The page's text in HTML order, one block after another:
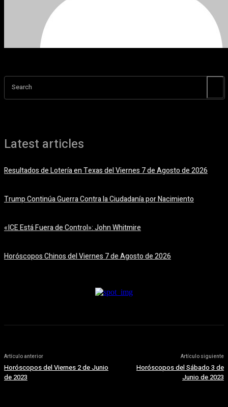
Search
Latest articles
Resultados de Lotería en Texas del Viernes 7 de Agosto de 2026
Trump Continúa Guerra Contra la Ciudadanía por Nacimiento
«ICE Está Fuera de Control»: John Whitmire
Horóscopos Chinos del Viernes 7 de Agosto de 2026
Artículo anterior
Horóscopos del Viernes 2 de Junio
de 2023
Artículo siguiente
Horóscopos del Sábado 3 de
Junio de 2023